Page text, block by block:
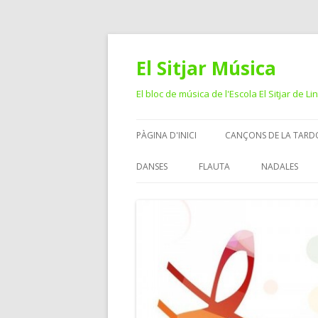
El Sitjar Música
El bloc de música de l'Escola El Sitjar de
PÀGINA D'INICI CANÇONS DE LA
DANSES FLAUTA NADALES